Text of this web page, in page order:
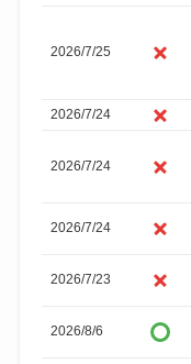
2026/7/25
2026/7/24
2026/7/24
2026/7/24
2026/7/23
2026/8/6